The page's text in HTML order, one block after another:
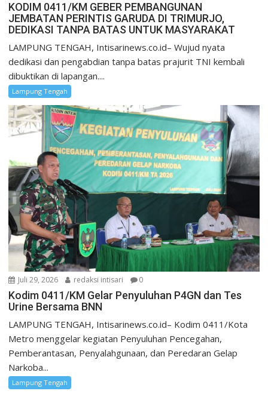
KODIM 0411/KM GEBER PEMBANGUNAN
JEMBATAN PERINTIS GARUDA DI TRIMURJO,
DEDIKASI TANPA BATAS UNTUK MASYARAKAT
LAMPUNG TENGAH, Intisarinews.co.id– Wujud nyata
dedikasi dan pengabdian tanpa batas prajurit TNI kembali
dibuktikan di lapangan....
Lampung Tengah
Juli 29, 2026 redaksi intisari 0
Kodim 0411/KM Gelar Penyuluhan P4GN dan Tes
Urine Bersama BNN
LAMPUNG TENGAH, Intisarinews.co.id– Kodim 0411/Kota
Metro menggelar kegiatan Penyuluhan Pencegahan,
Pemberantasan, Penyalahgunaan, dan Peredaran Gelap
Narkoba...
Lampung Tengah